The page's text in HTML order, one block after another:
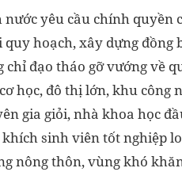
nước yêu cầu chính
hoạch, xây dựng
chỉ đạo tháo gỡ vướng về
học, đô thị lớn, khu công
gia giỏi, nhà khoa học
sinh viên tốt nghiệp
nông thôn, vùng khó